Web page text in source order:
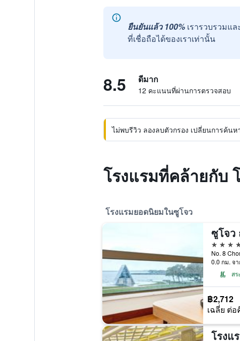
ยืนยันแล้ว 100% เรารวบรวมแ
ที่เชื่อถือได้ของเราเท่านั้น
8.5 ดีมาก
12 คะแนนที่ผ่านการตรวจสอบ
ไม่พบรีวิว ลองลบตัวกรอง เปลี่ยนการค้นห
โรงแรมที่คล้ายกับ
โรงแรมยอดนิยมในซูโจว
5 ดาว
No. 8
0.0 กม. จา
สร
฿2,712
เฉลี่ย ต่